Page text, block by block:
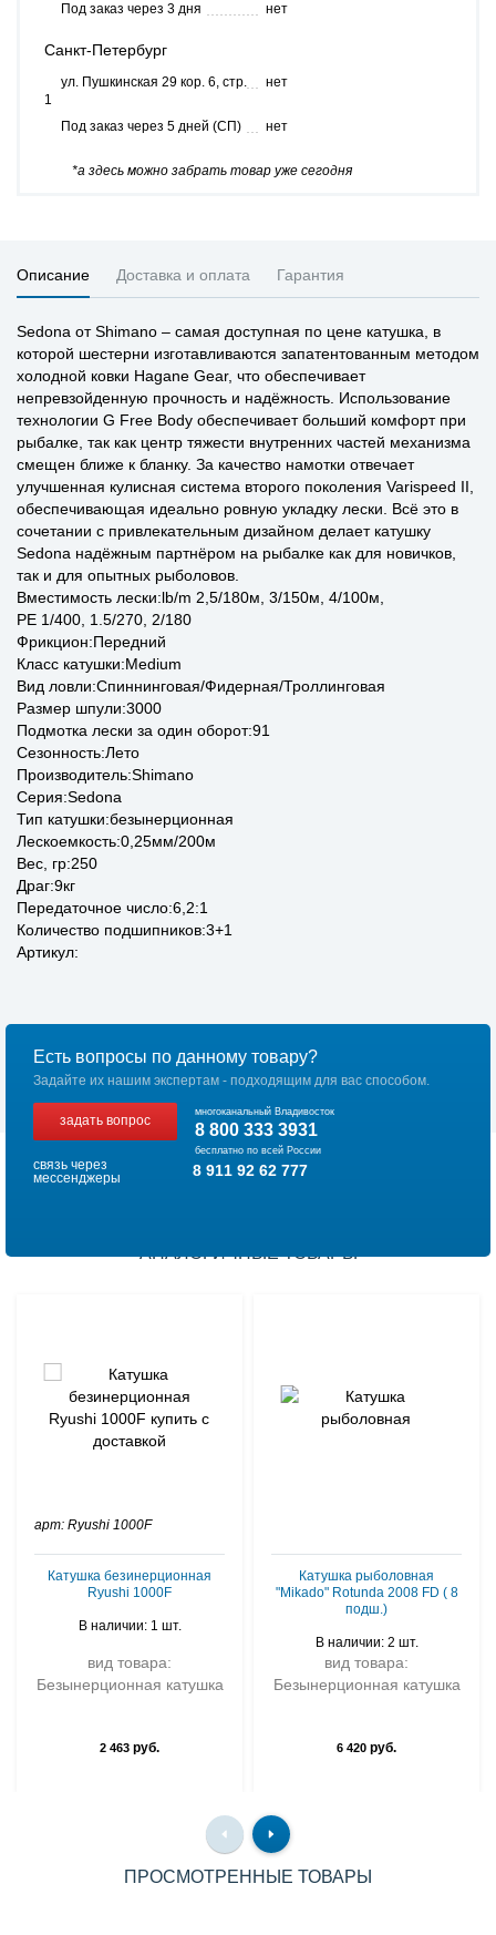
Под заказ через 3 дня
нет
Санкт-Петербург
ул. Пушкинская 29 кор. 6, стр.
1
нет
Под заказ через 5 дней (СП) нет
*а здесь можно забрать товар уже сегодня
Описание Доставка и оплата Гарантия
Sedona от Shimano – самая доступная по цене катушка, в
которой шестерни изготавливаются запатентованным методом
холодной ковки Hagane Gear, что обеспечивает
непревзойденную прочность и надёжность. Использование
технологии G Free Body обеспечивает больший комфорт при
рыбалке, так как центр тяжести внутренних частей механизма
смещен ближе к бланку. За качество намотки отвечает
улучшенная кулисная система второго поколения Varispeed II,
обеспечивающая идеально ровную укладку лески. Всё это в
сочетании с привлекательным дизайном делает катушку
Sedona надёжным партнёром на рыбалке как для новичков,
так и для опытных рыболовов.
Вместимость лески:lb/m 2,5/180м, 3/150м, 4/100м,
PE 1/400, 1.5/270, 2/180
Фрикцион:Передний
Класс катушки:Medium
Вид ловли:Спиннинговая/Фидерная/Троллинговая
Размер шпули:3000
Подмотка лески за один оборот:91
Сезонность:Лето
Производитель:Shimano
Серия:Sedona
Тип катушки:безынерционная
Лескоемкость:0,25мм/200м
Вес, гр:250
Драг:9кг
Передаточное число:6,2:1
Количество подшипников:3+1
Артикул:
Есть вопросы по данному товару?
Задайте их нашим экспертам - подходящим для вас способом.
задать вопрос
многоканальный Владивосток
8 800 333 3931
бесплатно по всей России
связь через
мессенджеры
8 911 92 62 777
АНАЛОГИЧНЫЕ ТОВАРЫ
арт: Ryushi 1000F
Катушка безинерционная
Ryushi 1000F
В наличии: 1 шт.
вид товара:
Безынерционная катушка
2 463 руб.
Катушка рыболовная
"Mikado" Rotunda 2008 FD ( 8
подш.)
В наличии: 2 шт.
вид товара:
Безынерционная катушка
6 420 руб.
ПРОСМОТРЕННЫЕ ТОВАРЫ